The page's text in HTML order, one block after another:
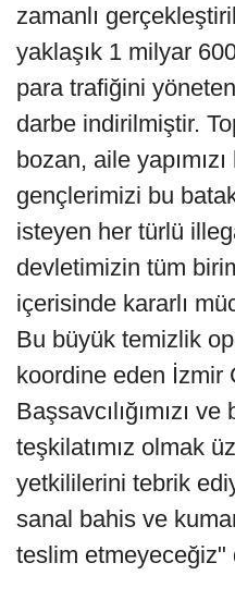
zamanlı
yaklaşık 1 milyar
para trafiğini
darbe indirilmiştir.
bozan, aile
gençlerimizi bu
isteyen her türlü
devletimizin tüm
içerisinde kararlı
Bu büyük temizlik
koordine eden İzmir
Başsavcılığımızı
teşkilatımız olmak
yetkililerini tebrik
sanal bahis ve
teslim etmeyeceğiz"